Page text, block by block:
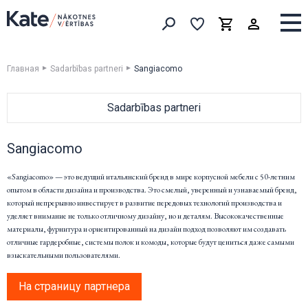
Искать товары
ВыборкаКорзинаВыборка
Главная Sadarbības partneri Sangiacomo
Sadarbības partneri
Devina Nais
Vibieffe
Cane Line
emu
Flai
Nordi
BoConcept
Natuzzi Editions
LeComfort
Sangiacomo
«Sangiacomo» — это ведущий итальянский бренд в мире корпусной мебели с 50-летним
опытом в области дизайна и производства. Это смелый, уверенный и узнаваемый бренд,
который непрерывно инвестирует в развитие передовых технологий производства и
уделяет внимание не только отличному дизайну, но и деталям. Высококачественные
материалы, фурнитура и ориентированный на дизайн подход позволяют им создавать
отличные гардеробные, системы полок и комоды, которые будут цениться даже самыми
взыскательными пользователями.
На страницу партнера